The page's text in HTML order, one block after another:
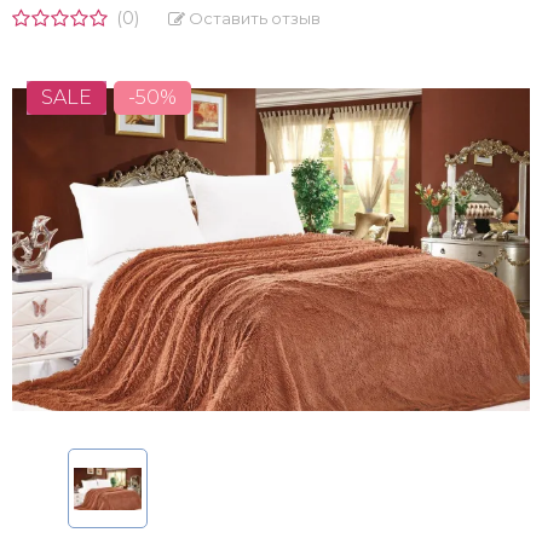
(0) Оставить отзыв
SALE -50%